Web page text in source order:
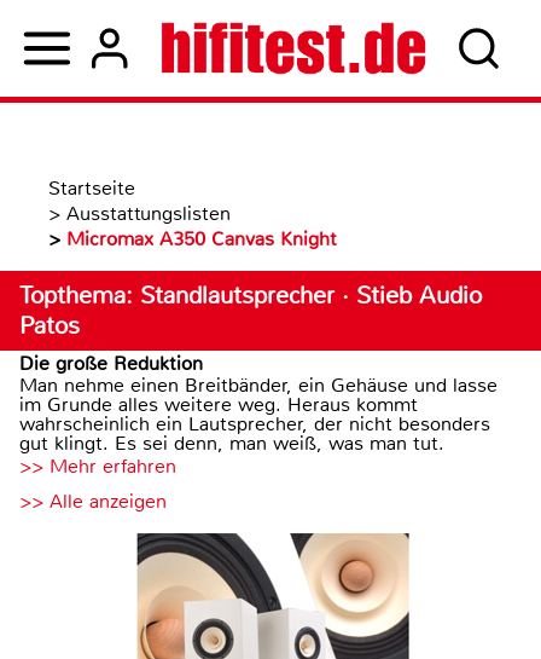
Startseite
> Ausstattungslisten
> Micromax A350 Canvas Knight
Topthema: Standlautsprecher · Stieb Audio
Patos
Die große Reduktion
Man nehme einen Breitbänder, ein Gehäuse und lasse
im Grunde alles weitere weg. Heraus kommt
wahrscheinlich ein Lautsprecher, der nicht besonders
gut klingt. Es sei denn, man weiß, was man tut.
>> Mehr erfahren
>> Alle anzeigen